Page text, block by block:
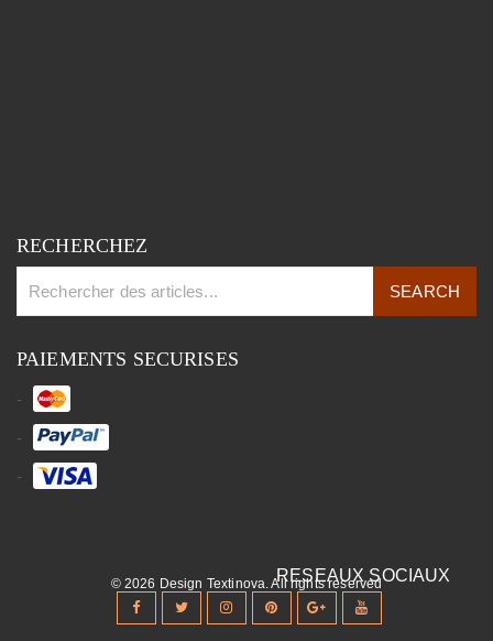
RECHERCHEZ
PAIEMENTS SECURISES
© 2026 Design Textinova. All rights reserved